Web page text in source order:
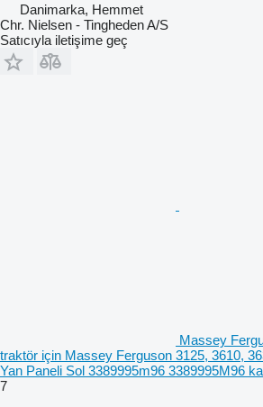
Danimarka, Hemmet
Chr. Nielsen - Tingheden A/S
Satıcıyla iletişime geç
Massey
traktör için Massey Ferguson 3125, 3610,
Yan Paneli Sol 3389995m96 3389995M96
7